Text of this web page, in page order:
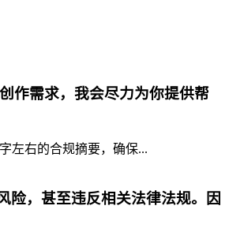
作需求，我会尽力为你提供帮
左右的合规摘要，确保...
险，甚至违反相关法律法规。因